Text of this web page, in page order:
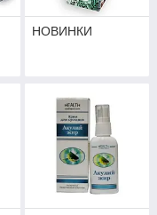
НОВИНКИ